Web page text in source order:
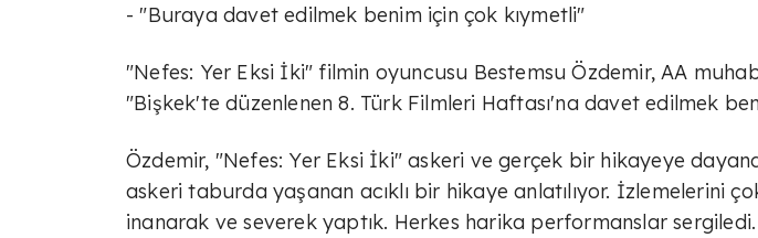
- "Buraya davet edilmek benim için çok kıymetli"
"Nefes: Yer Eksi İki" filmin oyuncusu Bestemsu Özdemir, AA
"Bişkek'te düzenlenen 8. Türk Filmleri Haftası'na davet edilmek
Özdemir, "Nefes: Yer Eksi İki" askeri ve gerçek bir hikayeye
askeri taburda yaşanan acıklı bir hikaye anlatılıyor. İzlemelerini
inanarak ve severek yaptık. Herkes harika performanslar